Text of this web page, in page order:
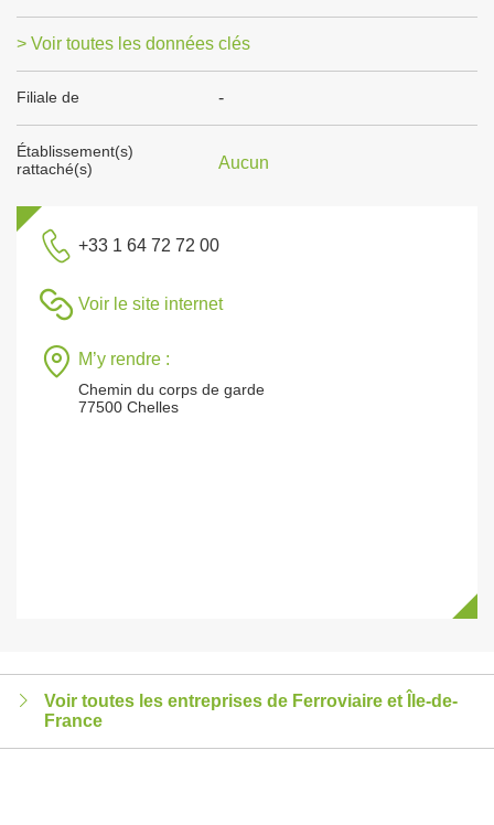
> Voir toutes les données clés
Filiale de -
Établissement(s)
rattaché(s)
Aucun
+33 1 64 72 72 00
Voir le site internet
M’y rendre :
Chemin du corps de garde
77500 Chelles
Voir toutes les entreprises de Ferroviaire et Île-de-
France